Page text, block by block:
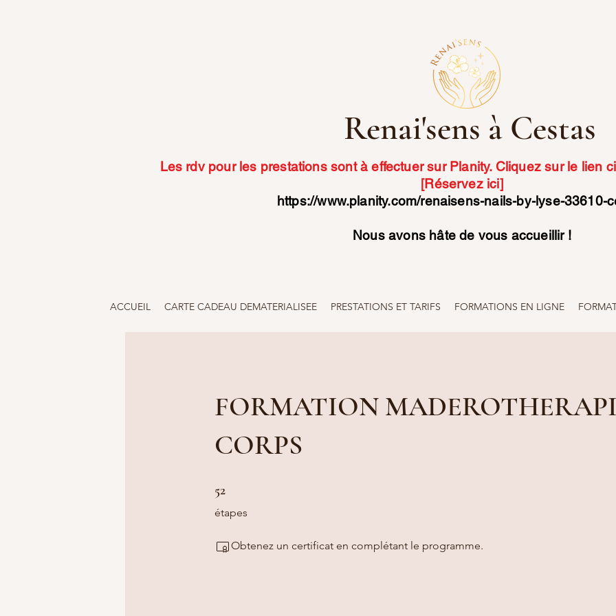
Renai'sens à Cestas
Les rdv pour les prestations sont à effectuer sur Planity. Cliquez sur le lien
[Réservez ici]
https://www.planity.com/renaisens-nails-by-lyse-33610-
Nous avons hâte de vous accueillir !
ACCUEIL CARTE CADEAU DEMATERIALISEE PRESTATIONS ET TARIFS FORMATIONS EN LIGNE
FORMATION
CORPS
52
étapes
Obtenez un certificat en complétant le programme.